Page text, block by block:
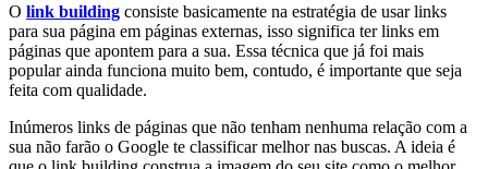
O link building consiste basicamente na estratégia de usar links
para sua página em páginas externas, isso significa ter links em
páginas que apontem para a sua. Essa técnica que já foi mais
popular ainda funciona muito bem, contudo, é importante que seja
feita com qualidade.
Inúmeros links de páginas que não tenham nenhuma relação com a
sua não farão o Google te classificar melhor nas buscas. A ideia é